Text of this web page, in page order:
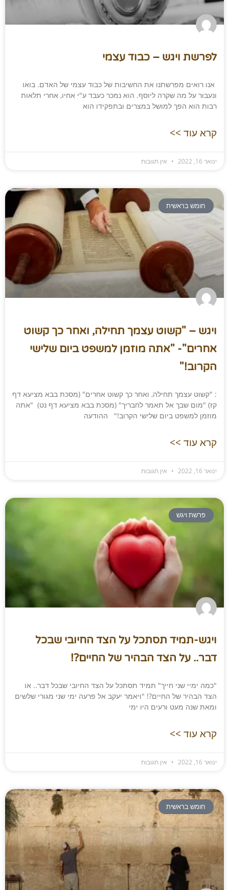
לפרשת ויגש – כבוד עצמי
אנו רואים מפרשתנו את החשיבות של כבוד עצמי של האדם. בואו
ונעבור על מה שקרה ליוסף. הוא נמכר כעבד ע"י אחיו, אחרי תלאות
רבות הוא הפך למושל במצרים ובתפקידו הוא
קרא עוד >>
ינואר 16, 2022 אין תגובות
חומש בראשית
ויגש – "קשוט עצמך תחילה, ואחר כך קשוט
אחרים"- "אתה מוזמן למשפט ביום שלישי
הקרוב!"
: "קשוט עצמך תחילה, ואחר כך קשוט אחרים" (מסכת בבא מציעא דף
קז) "מום שבך אל תאמר לחבריך" (מסכת בבא מציעא דף נט) "אתה
מוזמן למשפט ביום שלישי הקרוב!" ההודעה
קרא עוד >>
ינואר 16, 2022 אין תגובות
פרשת ויגש
ויגש-תמיד תסתכל על הצד החיובי שבכל
דבר.. על הצד הבהיר של החיים?!
"כמה ימיי שני חייך" תמיד תסתכל על הצד החיובי שבכל דבר.. או
הצד הבהיר של החיים?! "ויאמר יעקב אל פרעה ימי שני מגורי שלשים
ומאת שנה מעט ורעים היו ימי
קרא עוד >>
ינואר 16, 2022 אין תגובות
חומש בראשית